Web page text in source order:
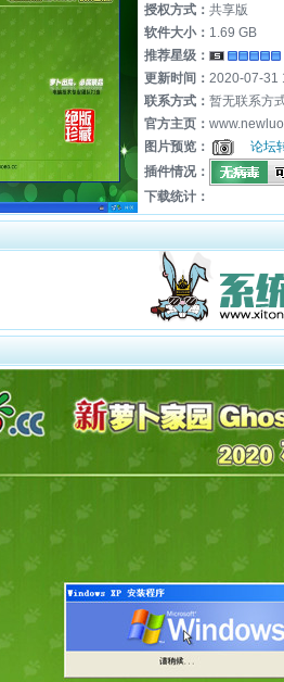
授权方式： 共享版
软件大小： 1.69 GB
推荐星级：
更新时间： 2020-07-31
联系方式： 暂无联系方
官方主页：
图片预览：
论坛
插件情况：
下载统计：